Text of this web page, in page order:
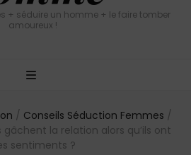
+ séduire un homme + le faire tomber
amoureux !
/ Conseils Séduction Femmes /
la relation alors qu’ils ont
sentiments ?